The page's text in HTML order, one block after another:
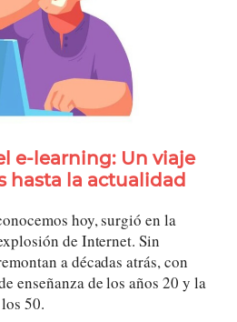
e-learning: Un viaje
hasta la actualidad
hoy, surgió en la
de Internet. Sin
a décadas atrás, con
enseñanza de los años 20 y la
50.